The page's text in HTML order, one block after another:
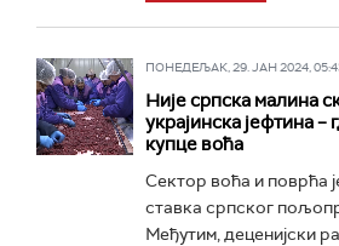
ПОНЕДЕЉАК, 29. ЈАН 2024,
Није српска малина
украјинска јефтина –
купце воћа
Сектор воћа и поврћа
ставка српског
Међутим, деценијски